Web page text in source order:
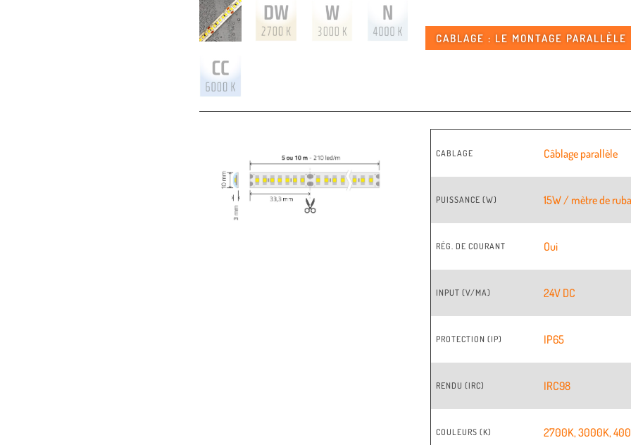
CABLAGE : LE MONTAGE PARALLÈLE
CABLAGE Câblage parallèle
PUISSANCE (W) 15W / mètre de
RÉG. DE COURANT Oui
INPUT (V/MA) 24V DC
PROTECTION (IP) IP65
RENDU (IRC) IRC98
COULEURS (K) 2700K, 3000K,